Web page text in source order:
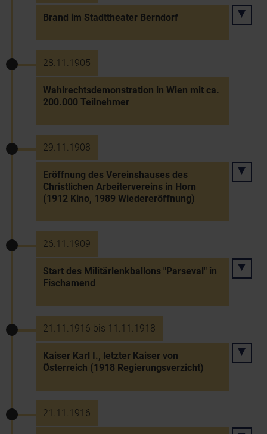
Brand im Stadttheater Berndorf
28.11.1905
Wahlrechtsdemonstration in Wien mit ca.
200.000 Teilnehmer
29.11.1908
Eröffnung des Vereinshauses des
Christlichen Arbeitervereins in Horn
(1912 Kino, 1989 Wiedereröffnung)
26.11.1909
Start des Militärlenkballons "Parseval" in
Fischamend
21.11.1916 bis 11.11.1918
Kaiser Karl I., letzter Kaiser von
Österreich (1918 Regierungsverzicht)
21.11.1916